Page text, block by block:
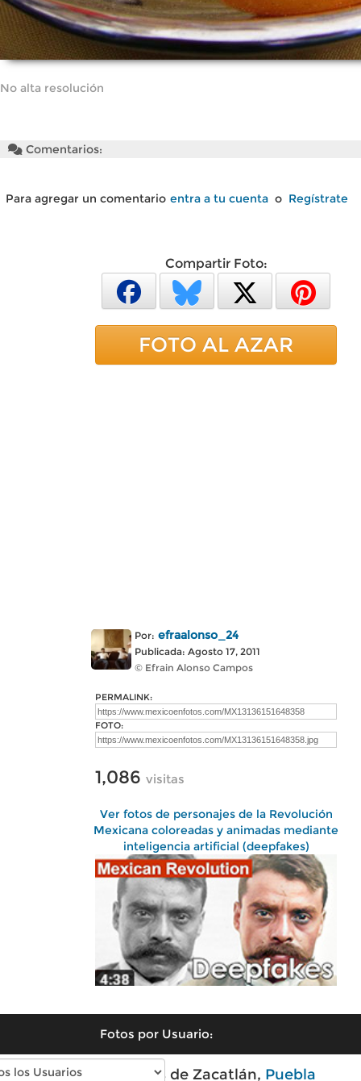
No alta resolución
Comentarios:
Para agregar un comentario entra a tu cuenta o Regístrate
Compartir Foto:
FOTO AL AZAR
Por: efraalonso_24
Publicada: Agosto 17, 2011
© Efrain Alonso Campos
PERMALINK:
FOTO:
1,086 visitas
Ver fotos de personajes de la Revolución
Mexicana coloreadas y animadas mediante
inteligencia artificial (deepfakes)
Fotos por Usuario:
Fotos modernas de Zacatlán, Puebla